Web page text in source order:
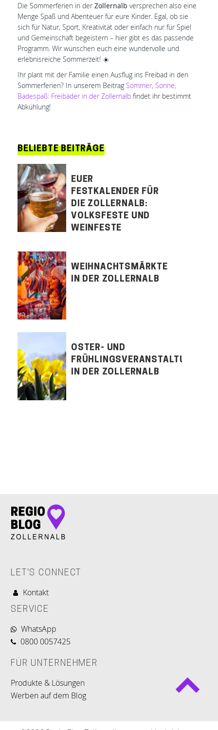
Die Sommerferien in derZollernalb versprechen also eine
Menge Spaß und Abenteuer für eure Kinder. Egal, ob sie
sich für Natur, Sport, Kreativität oder einfach nur für Spiel
und Gemeinschaft begeistern – hier gibt es das passende
Programm. Wir wünschen euch eine wundervolle und
erlebnisreiche Sommerzeit! ☀️
Ihr plant mit der Familie einen Ausflug ins Freibad in den
Sommerferien? In unserem Beitrag Sommer, Sonne,
Badespaß: Freibäder in der Zollernalb findet ihr bestimmt
Abkühlung!
BELIEBTE BEITRÄGE
EUER
FESTKALENDER FÜR
DIE ZOLLERNALB:
VOLKSFESTE UND
WEINFESTE
WEIHNACHTSMÄRKTE
IN DER ZOLLERNALB
OSTER- UND
FRÜHLINGSVERANSTALTUNGEN
IN DER ZOLLERNALB
LET'S CONNECT
Kontakt
SERVICE
WhatsApp
0800 0057425
FÜR UNTERNEHMER
Produkte & Lösungen
Werben auf dem Blog